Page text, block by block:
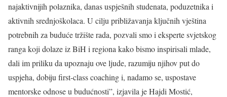
najaktivnijih polaznika, danas uspješnih studenata, poduzetnika i
aktivnih srednjoškolaca. U cilju približavanja ključnih vještina
potrebnih za buduće tržište rada, pozvali smo i eksperte svjetskog
ranga koji dolaze iz BiH i regiona kako bismo inspirisali mlade,
dali im priliku da upoznaju ove ljude, razumiju njihov put do
uspjeha, dobiju first-class coaching i, nadamo se, uspostave
mentorske odnose u budućnosti”, izjavila je Hajdi Mostić,